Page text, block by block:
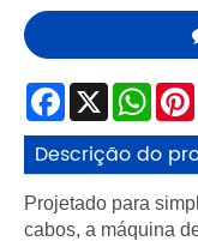
Facebook
X
Descrição do
Projetado para
cabos, a máquina